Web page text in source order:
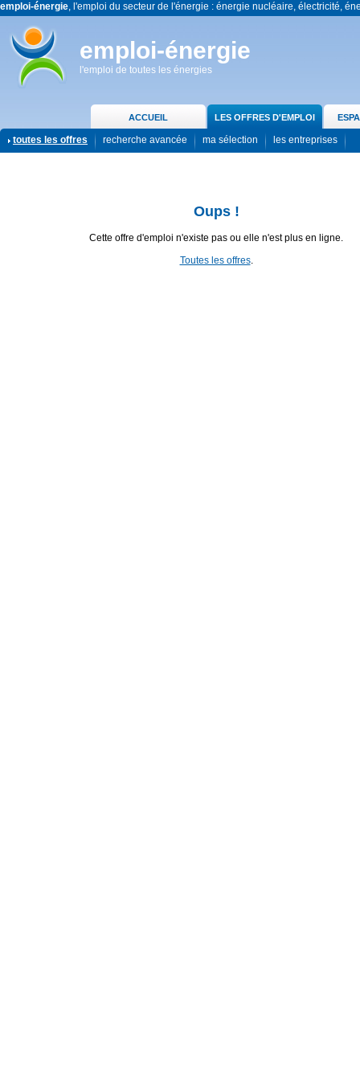
emploi-énergie, l'emploi du secteur de l'énergie : énergie nucléaire, électricité,
emploi-énergie
l'emploi de toutes les énergies
ACCUEIL LES OFFRES D'EMPLOI
toutes les offres recherche avancée ma sélection les entreprises
Oups !
Cette offre d'emploi n'existe pas ou elle n'est plus en ligne.
Toutes les offres.